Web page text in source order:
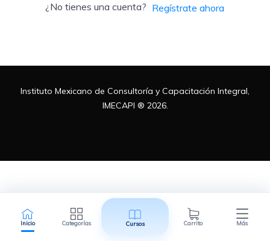
Inicio Categorías Cursos Carrito Más
Normatividad Mexicana
¿No tienes una cuenta? Regístrate ahora
Instituto Mexicano de Consultoría y Capacitación Integral,
IMECAPI ® 2026.